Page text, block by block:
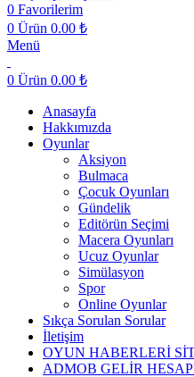
0 Favorilerim
0 Ürün 0.00 ₺
Menü
0 Ürün 0.00 ₺
Anasayfa
Hakkımızda
Oyunlar
Aksiyon
Bulmaca
Çocuk Oyunları
Gündelik
Editörün Seçimi
Macera Oyunları
Ucuz Oyunlar
Simülasyon
Spor
Online Oyunlar
Sıkça Sorulan Sorular
İletişim
OYUN HABERLERİ
ADMOB GELİR